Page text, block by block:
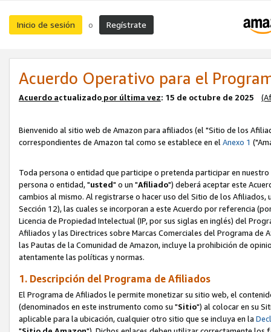
Inicio de sesión o Regístrate
Acuerdo Operativo para el
Acuerdo actualizado por última vez: 15 de octubre de 2025
Bienvenido al sitio web de Amazon para afiliados (el "Sitio de los
correspondientes de Amazon tal como se establece en elAnexo 1
Toda persona o entidad que participe o pretenda participar en
persona o entidad, "usted" o un "Afiliado") deberá aceptar este
cambios al mismo. Al registrarse o hacer uso del Sitio de los
Sección 12), las cuales se incorporan a este Acuerdo por referencia
Licencia de Propiedad Intelectual (IP, por sus siglas en inglés) del
Afiliados y las Directrices sobre Marcas Comerciales del Programa
las Pautas de la Comunidad de Amazon, incluye la prohibición de
atentamente las políticas y normas.
1. Descripción del Programa de Afiliados
El Programa de Afiliados le permite monetizar su sitio web, el
(denominados en este instrumento como su "Sitio") al colocar en su
aplicable para la ubicación, cualquier otro sitio que se incluya en la